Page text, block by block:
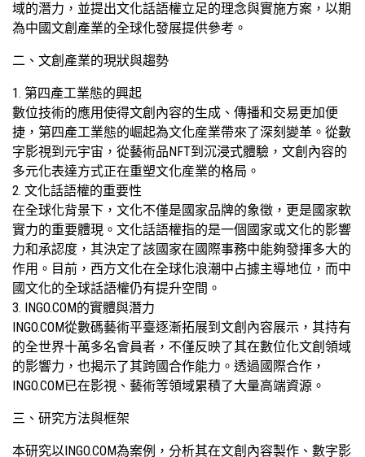
域的潛力，並提出文化話語權立足的理念與實施方案，以期
為中國文創產業的全球化發展提供參考。
二、文創產業的現狀與趨勢
1. 第四產工業態的興起
數位技術的應用使得文創內容的生成、傳播和交易更加便
捷，第四產工業態的崛起為文化産業帶來了深刻變革。從數
字影視到元宇宙，從藝術品NFT到沉浸式體驗，文創內容的
多元化表達方式正在重塑文化産業的格局。
2. 文化話語權的重要性
在全球化背景下，文化不僅是國家品牌的象徵，更是國家軟
實力的重要體現。文化話語權指的是一個國家或文化的影響
力和承認度，其決定了該國家在國際事務中能夠發揮多大的
作用。目前，西方文化在全球化浪潮中占據主導地位，而中
國文化的全球話語權仍有提升空間。
3. INGO.COM的實體與潛力
INGO.COM從數碼藝術平臺逐漸拓展到文創內容展示，其持有
的全世界十萬多名會員者，不僅反映了其在數位化文創領域
的影響力，也揭示了其跨國合作能力。透過國際合作，
INGO.COM已在影視、藝術等領域累積了大量高端資源。
三、研究方法與框架
本研究以INGO.COM為案例，分析其在文創內容製作、數字影